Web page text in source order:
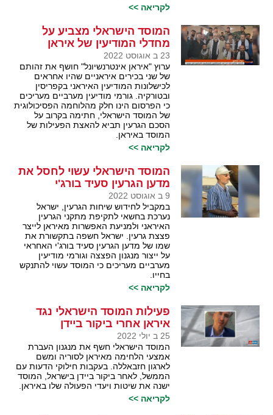
לקריאה >>
המוסד הישראלי מצביע על
מחדלי המודיעין של איראן
23 ב אוגוסט 2022
ערוץ "איראן אינטרנשיונל" חושף את זהותם
של שני בכירים איראניים שהיו אחראים
לכישלונות המודיעין האיראני בקפריסין
ובטורקיה. גורמי מודיעין מערביים מעריכים
כי הפרסום הינו חלק מהלוחמה הפסיכולוגית
של המוסד הישראלי, חתימה בקרוב על
הסכם הגרעין תביא להאצת הפעילות של
המוסד באיראן.
לקריאה >>
המוסד הישראלי עשוי לחסל את
מדען הגרעין סעיד בורג'י
9 ב אוגוסט 2022
במקביל לחידוש שיחות הגרעין, ישראל
נערכת בחשאי לתקיפת מתקני הגרעין
האיראני ולמניעת האפשרות מאיראן לייצר
פצצת גרעין. ישראל חשפה בתקשורת את
שמו של מדען הגרעין סעיד בורג'י האחראי
על ייצור מנגנון הפצצה וגורמי מודיעין
מערביים מעריכים כי המוסד עשוי להתנקש
בחייו.
לקריאה >>
פעילות המוסד הישראלי נגד
איראן אחרי ביקור ביידן
25 ב יולי 2022
המוסד הישראלי חשף את מנגנון העברת
אמצעי הלחימה מאיראן לסוריה ומשם
לארגון חזבאללה. בעקבות חילוקי הדעות עם
הממשל, לאחר ביקור ביידן בישראל, המוסד
ישנה את שיטות ויעדי הפעולה שלו באיראן.
לקריאה >>